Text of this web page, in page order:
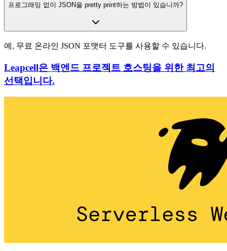
프로그래밍 없이 JSON을 pretty print하는 방법이 있습니까?
예, 무료 온라인 JSON 포맷터 도구를 사용할 수 있습니다.
Leapcell은 백엔드 프로젝트 호스팅을 위한 최고의
선택입니다.